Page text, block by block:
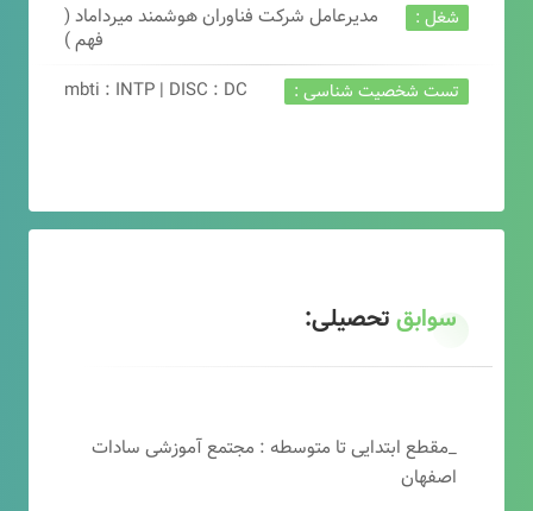
شغل :
مدیرعامل شرکت فناوران هوشمند میرداماد (
فهم )
تست شخصیت شناسی : mbti : INTP | DISC : DC
سوابقتحصیلی:
_مقطع ابتدایی تا متوسطه : مجتمع آموزشی سادات
اصفهان